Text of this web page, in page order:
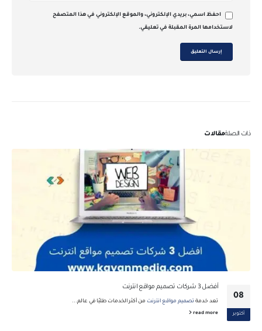
احفظ اسمي، بريدي الإلكتروني، والموقع الإلكتروني في هذا المتصفح
لاستخدامها المرة المقبلة في تعليقي.
ذات الصلةمقالات
08
أكتوبر
أفضل 3 شركات تصميم مواقع انترنت
تعد خدمة تصميم مواقع انترنت من أكثر الخدمات طلبًا في عالم...
read more